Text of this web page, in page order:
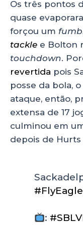
Os três pontos
quase
forçou um
tackle e Bolton
touchdown.
revertida pois
posse da bola,
ataque, então,
extensa de 17
culminou em
depois de
: